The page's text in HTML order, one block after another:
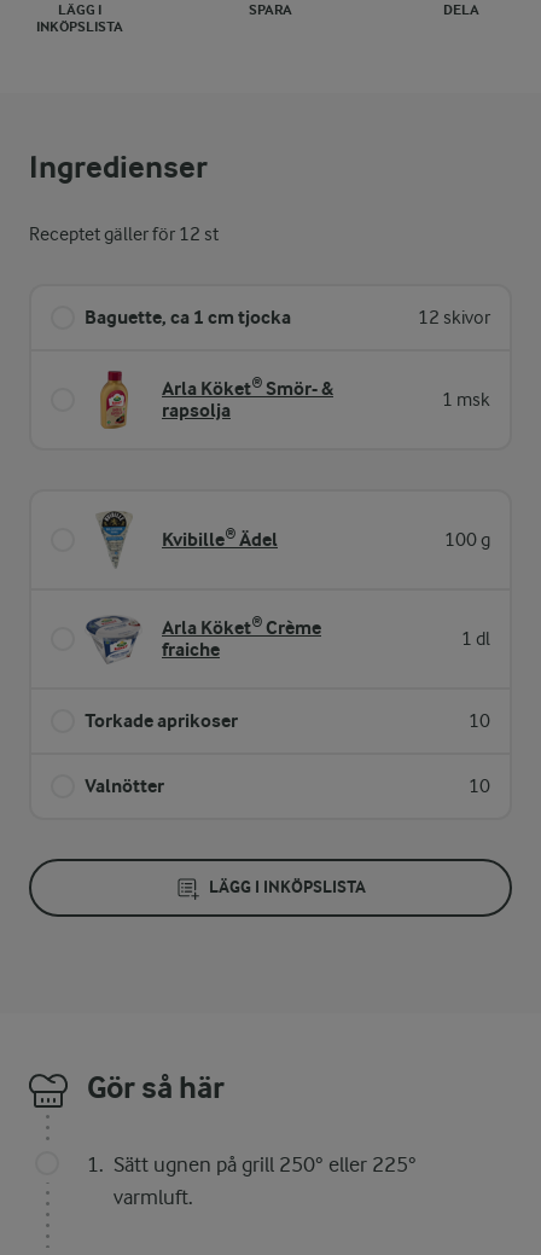
LÄGG I
INKÖPSLISTA
SPARA DELA
Ingredienser
Receptet gäller för 12 st
Baguette, ca 1 cm tjocka 12 skivor
Arla Köket® Smör- &
rapsolja
1 msk
Kvibille® Ädel 100 g
Arla Köket® Crème
fraiche
1 dl
Torkade aprikoser 10
Valnötter 10
LÄGG I INKÖPSLISTA
Gör så här
Sätt ugnen på grill 250° eller 225°
varmluft.